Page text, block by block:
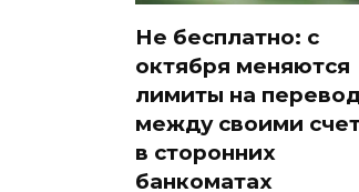
Не бесплатно: с
октября меняются
лимиты на
между своими
в сторонних
банкоматах